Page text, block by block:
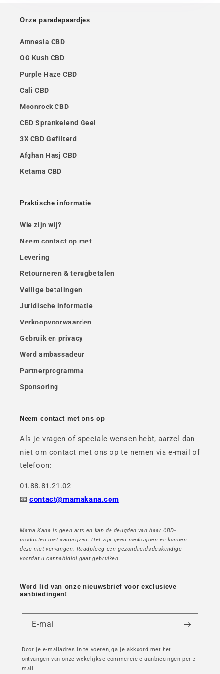
Onze paradepaardjes
Amnesia CBD
OG Kush CBD
Purple Haze CBD
Cali CBD
Moonrock CBD
CBD Sprankelend Geel
3X CBD Gefilterd
Afghan Hasj CBD
Ketama CBD
Praktische informatie
Wie zijn wij?
Neem contact op met
Levering
Retourneren & terugbetalen
Veilige betalingen
Juridische informatie
Verkoopvoorwaarden
Gebruik en privacy
Word ambassadeur
Partnerprogramma
Sponsoring
Neem contact met ons op
Als je vragen of speciale wensen hebt, aarzel dan
niet om contact met ons op te nemen via e-mail of
telefoon:
01.88.81.21.02
📧contact@mamakana.com
Mama Kana is geen arts en kan de deugden van haar CBD-
producten niet aanprijzen. Het zijn geen medicijnen en kunnen
deze niet vervangen. Raadpleeg een gezondheidsdeskundige
voordat u cannabidiol gaat gebruiken.
Word lid van onze nieuwsbrief voor exclusieve
aanbiedingen!
E-mail
Door je e-mailadres in te voeren, ga je akkoord met het
ontvangen van onze wekelijkse commerciële aanbiedingen per e-
mail.